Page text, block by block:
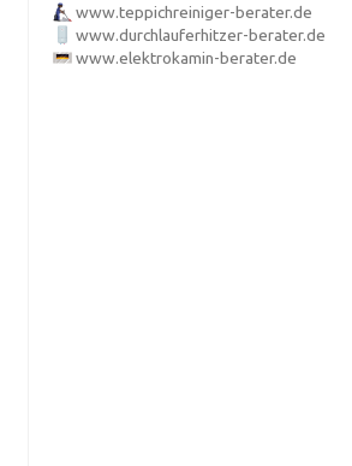
www.teppichreiniger-berater.de
www.durchlauferhitzer-berater.de
www.elektrokamin-berater.de